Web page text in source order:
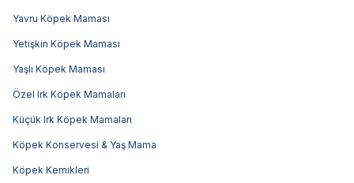
Yavru Köpek Maması
Yetişkin Köpek Maması
Yaşlı Köpek Maması
Özel Irk Köpek Mamaları
Küçük Irk Köpek Mamaları
Köpek Konservesi & Yaş Mama
Köpek Kemikleri